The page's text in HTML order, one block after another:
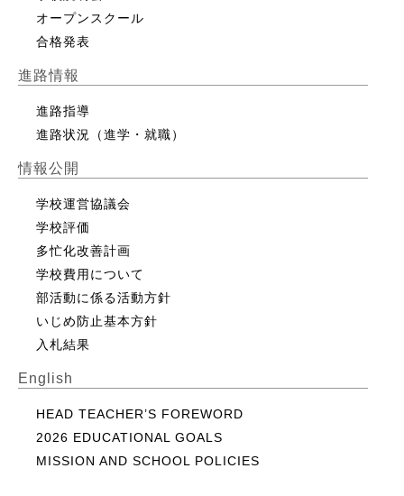
オープンスクール
合格発表
進路情報
進路指導
進路状況（進学・就職）
情報公開
学校運営協議会
学校評価
多忙化改善計画
学校費用について
部活動に係る活動方針
いじめ防止基本方針
入札結果
English
HEAD TEACHER’S FOREWORD
2026 EDUCATIONAL GOALS
MISSION AND SCHOOL POLICIES